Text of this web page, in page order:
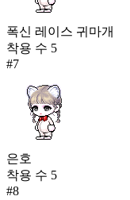
폭신 레이스 귀마개
착용 수 5
#7
은호
착용 수 5
#8